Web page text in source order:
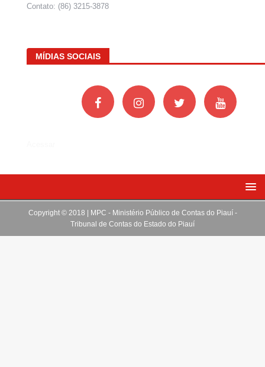
Contato: (86) 3215-3878
MÍDIAS SOCIAIS
Copyright © 2018 | MPC - Ministério Público de Contas do Piauí -
Tribunal de Contas do Estado do Piauí